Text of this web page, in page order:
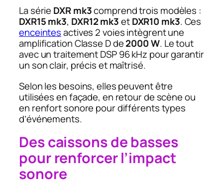
La série DXR mk3comprend trois modèles :
DXR15 mk3, DXR12 mk3etDXR10 mk3. Ces
enceintesactives 2 voies intègrent une
amplification Classe D de2000 W. Le tout
avec un traitement DSP 96 kHz pour garantir
un son clair, précis et maîtrisé.
Selon les besoins, elles peuvent être
utilisées en façade, en retour de scène ou
en renfort sonore pour différents types
d’événements.
Des caissons de basses
pour renforcer l’impact
sonore